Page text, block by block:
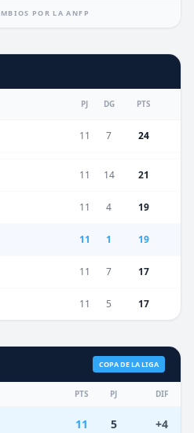
POR LA ANFP
PJ DG PTS
11 7 24
11 14 21
11 4 19
11 1 19
11 7 17
11 5 17
COPA DE LA LIGA
PTS PJ DIF
11 5 +4